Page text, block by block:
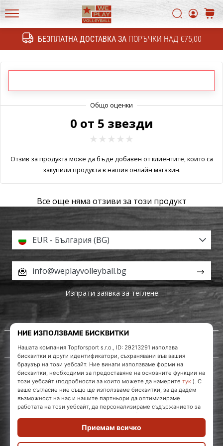
БЕЗПЛАТНА ДОСТАВКА ЗАПОРЪЧКИ НАД €75,00
WePlayVolleyball.bg
Търси
Търсене
Открий
техническите
обновления
и
разбери
дали
струва
да…
1 мин. четене
Станете
амбасадор
нашата
марка
Имате
ли
същата
страст
като
Присъединете
се
като
амбасадор
на
марката.
11. 8. 2022
Партньорска
0 от 5 звезди
Отзив за продукта може да бъде добавен от клиентите, които са
закупили продукта в нашия онлайн магазин.
Все още няма отзиви за този продукт
WePlayVolleyball.bg
За нас
Обслужване на клиенти
EUR - България (BG)
info@weplayvolleyball.bg
Изпрати заявка за теглене